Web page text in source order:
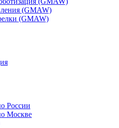
(GMAW)
(GMAW)
России
Москве